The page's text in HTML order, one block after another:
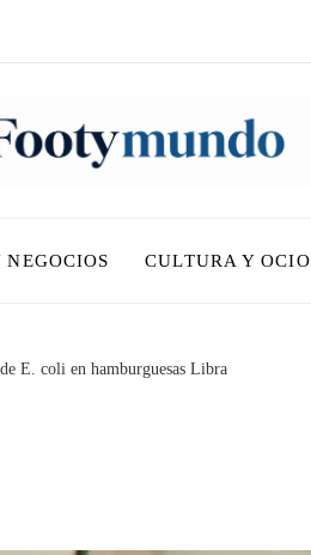
CULTURA Y OCIO
E. coli en hamburguesas Libra